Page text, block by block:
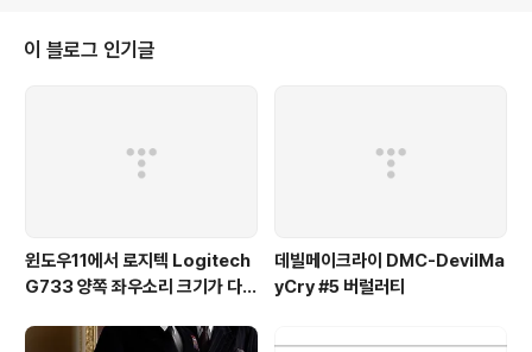
묻히는경우가 많아지더군요~ 또 리뷰라고 해서 간단하게 말씀드리면 광고주가
어떤 해당 제품을 체험단으로 선정된 블로거에 준 후에 후기를 작성하는 방식입
이 블로그 인기글
윈도우11에서 로지텍 Logitech
G733 양쪽 좌우소리 크기가 다르
게 들려요!)
데빌메이크라이 DMC-DevilMa
yCry #5 버럴러티